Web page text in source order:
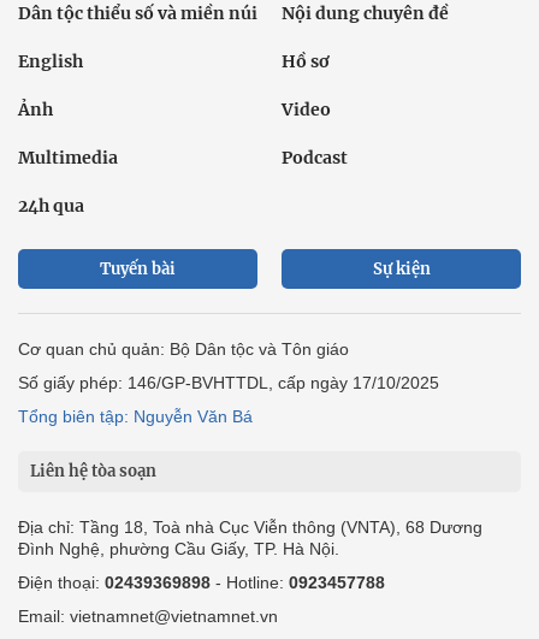
Dân tộc thiểu số và miền núi Nội dung chuyên đề
English Hồ sơ
Ảnh Video
Multimedia Podcast
24h qua
Tuyến bài Sự kiện
Cơ quan chủ quản: Bộ Dân tộc và Tôn giáo
Số giấy phép: 146/GP-BVHTTDL, cấp ngày 17/10/2025
Tổng biên tập: Nguyễn Văn Bá
Liên hệ tòa soạn
Địa chỉ: Tầng 18, Toà nhà Cục Viễn thông (VNTA), 68 Dương
Đình Nghệ, phường Cầu Giấy, TP. Hà Nội.
Điện thoại: 02439369898 - Hotline: 0923457788
Email: vietnamnet@vietnamnet.vn